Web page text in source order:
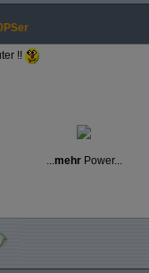
!!
...mehrPower...